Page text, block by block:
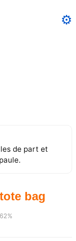
⚙️
de part et
tote bag
%